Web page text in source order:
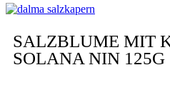
SALZBLUME MIT
SOLANA NIN 125G